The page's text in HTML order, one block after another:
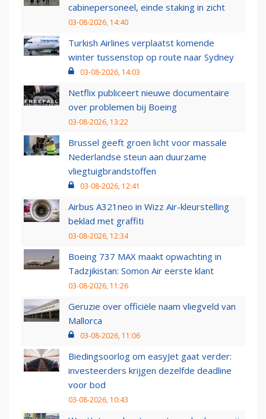
cabinepersoneel, einde staking in zicht
03-08-2026, 14:40
Turkish Airlines verplaatst komende
winter tussenstop op route naar Sydney
03-08-2026, 14:03
Netflix publiceert nieuwe documentaire
over problemen bij Boeing
03-08-2026, 13:22
Brussel geeft groen licht voor massale
Nederlandse steun aan duurzame
vliegtuigbrandstoffen
03-08-2026, 12:41
Airbus A321neo in Wizz Air-kleurstelling
beklad met graffiti
03-08-2026, 12:34
Boeing 737 MAX maakt opwachting in
Tadzjikistan: Somon Air eerste klant
03-08-2026, 11:26
Geruzie over officiële naam vliegveld van
Mallorca
03-08-2026, 11:06
Biedingsoorlog om easyJet gaat verder:
investeerders krijgen dezelfde deadline
voor bod
03-08-2026, 10:43